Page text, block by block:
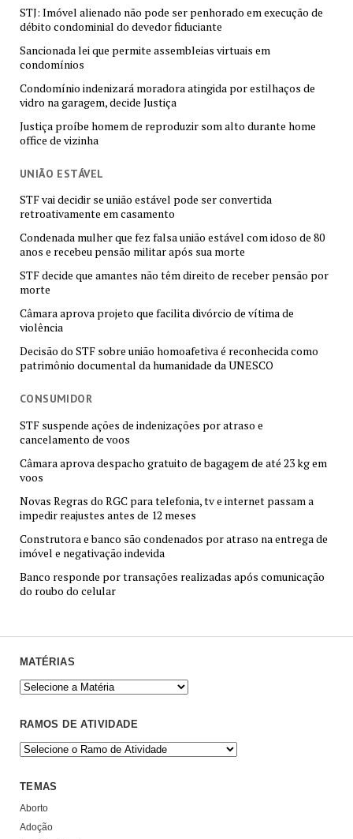
STJ: Imóvel alienado não pode ser penhorado em execução de
débito condominial do devedor fiduciante
Sancionada lei que permite assembleias virtuais em
condomínios
Condomínio indenizará moradora atingida por estilhaços de
vidro na garagem, decide Justiça
Justiça proíbe homem de reproduzir som alto durante home
office de vizinha
UNIÃO ESTÁVEL
STF vai decidir se união estável pode ser convertida
retroativamente em casamento
Condenada mulher que fez falsa união estável com idoso de 80
anos e recebeu pensão militar após sua morte
STF decide que amantes não têm direito de receber pensão por
morte
Câmara aprova projeto que facilita divórcio de vítima de
violência
Decisão do STF sobre união homoafetiva é reconhecida como
patrimônio documental da humanidade da UNESCO
CONSUMIDOR
STF suspende ações de indenizações por atraso e
cancelamento de voos
Câmara aprova despacho gratuito de bagagem de até 23 kg em
voos
Novas Regras do RGC para telefonia, tv e internet passam a
impedir reajustes antes de 12 meses
Construtora e banco são condenados por atraso na entrega de
imóvel e negativação indevida
Banco responde por transações realizadas após comunicação
do roubo do celular
MATÉRIAS
RAMOS DE ATIVIDADE
TEMAS
Aborto
Adoção